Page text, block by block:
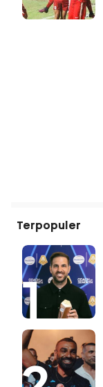
Terpopuler